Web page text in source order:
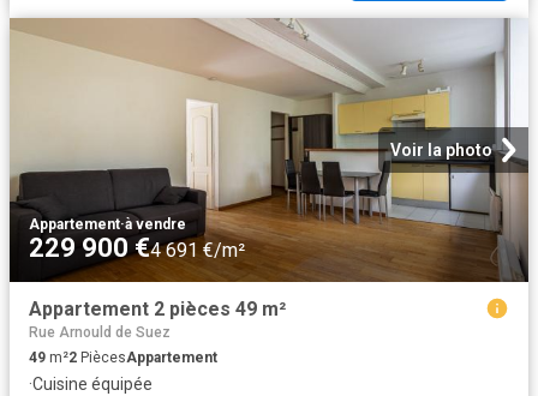
Voir la photo
Appartement·à vendre
229 900 €4 691 €/m²
Appartement 2 pièces 49 m²
Rue Arnould de Suez
49 m²2 PiècesAppartement
·Cuisine équipée